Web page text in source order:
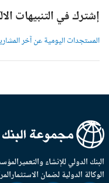
إشترك في التنبيهات
المستجدات اليومية عن آخر المشاريع
الدولي للإنشاء والتعميرالمؤسسة
الدولية لضمان الاستثمار